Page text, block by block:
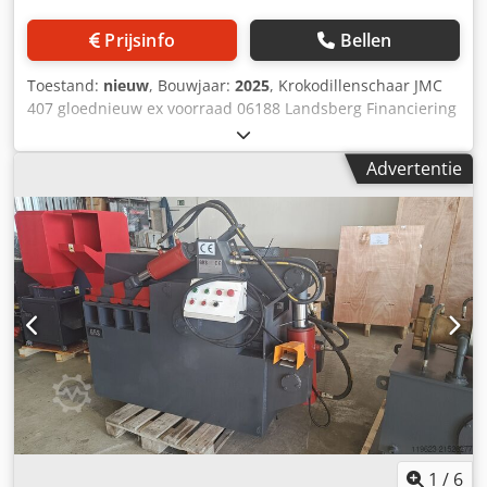
Prijsinfo Bellen
Toestand: nieuw, Bouwjaar: 2025, Krokodillenschaar JMC
407 gloednieuw ex voorraad 06188 Landsberg Financiering
en huur mogelijk. Wij zijn op zoek naar gebruikte
alligatorscharen. De McIntyre 407 Alligatorschaar is een
non-ferroschaar die zowel betaalbaar als efficiënt is. Het
heeft een 407mm 16″ bladlengte en genoeg kracht en
snelheid om een verscheidenheid aan snijtaken aan te
kunnen. Deze veelzijdige alligatorschaar werd
oorspronkelijk gebouwd voor gebruik op schrootwerven,
dus hij is sterk genoeg om zware werkomstandigheden te
weerstaan. Vandaag is het onze populairste schaar, met
duizenden in dagelijks gebruik over de hele wereld. De
McIntyre 407 schrootschaar voor non-ferrometalen is
geschikt voor: Autoschroot Crjdpfxohq Nlgs Ah Aof Hele
versnellingsbakbehuizingen Cilinderkoppen en blokken
Overmaatse kleppen En natuurlijk alle gebruikelijke
snijwerkzaamheden voor non-ferrometalen. Indien nodig
Advertentie
1 / 6